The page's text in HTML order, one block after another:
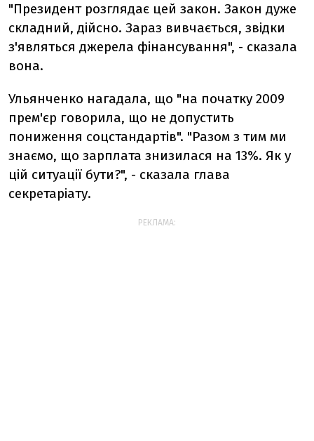
"Президент розглядає цей закон. Закон дуже
складний, дійсно. Зараз вивчається, звідки
з'являться джерела фінансування", - сказала
вона.
Ульянченко нагадала, що "на початку 2009
прем'єр говорила, що не допустить
пониження соцстандартів". "Разом з тим ми
знаємо, що зарплата знизилася на 13%. Як у
цій ситуації бути?", - сказала глава
секретаріату.
РЕКЛАМА: